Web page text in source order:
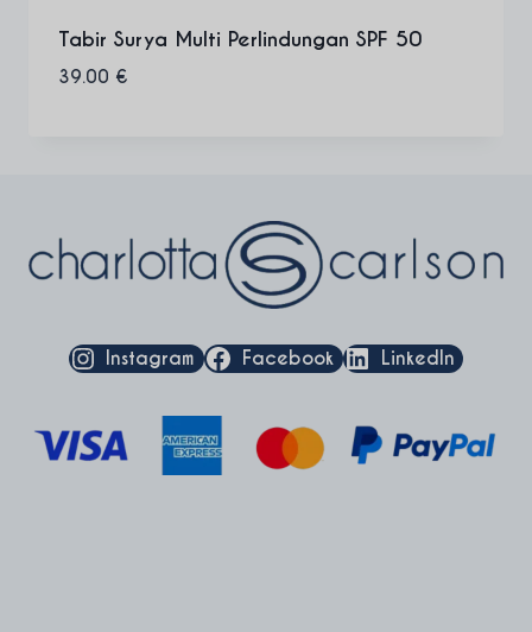
Tabir Surya Multi Perlindungan SPF 50
39.00 €
Instagram Facebook LinkedIn